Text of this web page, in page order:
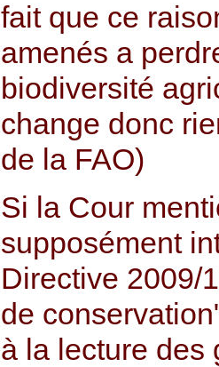
fait que ce
amenés a
biodiversité
change donc
de la FAO)
Si la Cour
supposément
Directive 2009/
de
à la lecture des